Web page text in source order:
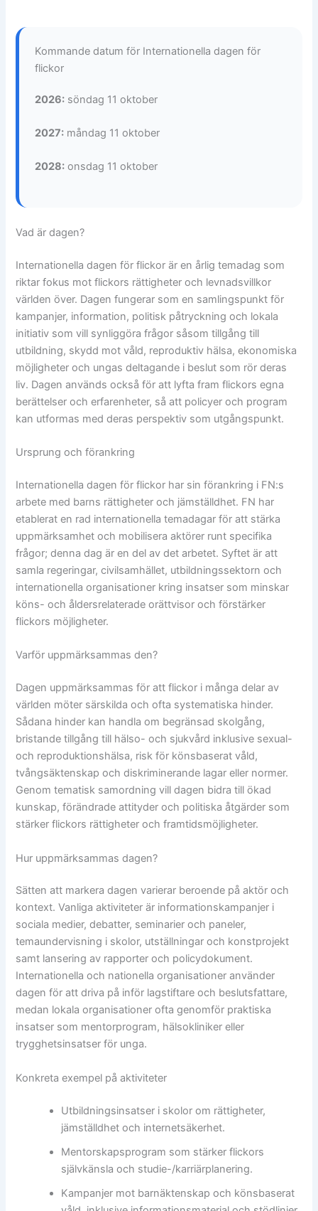
Kommande datum för Internationella dagen för
flickor
2026: söndag 11 oktober
2027: måndag 11 oktober
2028: onsdag 11 oktober
Vad är dagen?
Internationella dagen för flickor är en årlig temadag som
riktar fokus mot flickors rättigheter och levnadsvillkor
världen över. Dagen fungerar som en samlingspunkt för
kampanjer, information, politisk påtryckning och lokala
initiativ som vill synliggöra frågor såsom tillgång till
utbildning, skydd mot våld, reproduktiv hälsa, ekonomiska
möjligheter och ungas deltagande i beslut som rör deras
liv. Dagen används också för att lyfta fram flickors egna
berättelser och erfarenheter, så att policyer och program
kan utformas med deras perspektiv som utgångspunkt.
Ursprung och förankring
Internationella dagen för flickor har sin förankring i FN:s
arbete med barns rättigheter och jämställdhet. FN har
etablerat en rad internationella temadagar för att stärka
uppmärksamhet och mobilisera aktörer runt specifika
frågor; denna dag är en del av det arbetet. Syftet är att
samla regeringar, civilsamhället, utbildningssektorn och
internationella organisationer kring insatser som minskar
köns- och åldersrelaterade orättvisor och förstärker
flickors möjligheter.
Varför uppmärksammas den?
Dagen uppmärksammas för att flickor i många delar av
världen möter särskilda och ofta systematiska hinder.
Sådana hinder kan handla om begränsad skolgång,
bristande tillgång till hälso- och sjukvård inklusive sexual-
och reproduktionshälsa, risk för könsbaserat våld,
tvångsäktenskap och diskriminerande lagar eller normer.
Genom tematisk samordning vill dagen bidra till ökad
kunskap, förändrade attityder och politiska åtgärder som
stärker flickors rättigheter och framtidsmöjligheter.
Hur uppmärksammas dagen?
Sätten att markera dagen varierar beroende på aktör och
kontext. Vanliga aktiviteter är informationskampanjer i
sociala medier, debatter, seminarier och paneler,
temaundervisning i skolor, utställningar och konstprojekt
samt lansering av rapporter och policydokument.
Internationella och nationella organisationer använder
dagen för att driva på inför lagstiftare och beslutsfattare,
medan lokala organisationer ofta genomför praktiska
insatser som mentorprogram, hälsokliniker eller
trygghetsinsatser för unga.
Konkreta exempel på aktiviteter
Utbildningsinsatser i skolor om rättigheter,
jämställdhet och internet­säkerhet.
Mentorskapsprogram som stärker flickors
självkänsla och studie-/karriärplanering.
Kampanjer mot barnäktenskap och könsbaserat